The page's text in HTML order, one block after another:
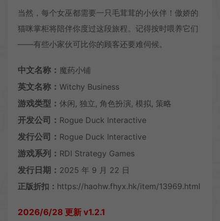
当然，每个女巫都需要一只毛茸茸的小伙伴！傲娇的
猫咪掌柜将陪伴你度过这段旅程。记得按时喂养它们
——有些小家伙可比你的顾客还要难伺候。
中文名称： 魔药小铺
英文名称： Witchy Business
游戏类型： 休闲, 独立, 角色扮演, 模拟, 策略
开发公司： Rogue Duck Interactive
发行公司： Rogue Duck Interactive
游戏系列： RDI Strategy Games
发行日期： 2025 年 9 月 22 日
正版折扣： https://haohw.fhyx.hk/item/13969.html
2026/6/28 更新 v1.2.1